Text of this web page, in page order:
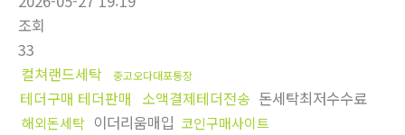
조회
33
컬쳐랜드세탁
중고오다대포통장
테더구매 테더판매 소액결제테더전송 돈세탁최저수수료
해외돈세탁 이더리움매입 코인구매사이트